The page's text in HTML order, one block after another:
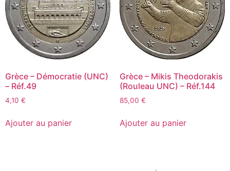
Grèce – Démocratie (UNC)
– Réf.49
4,10 €
Ajouter au panier
Grèce – Mikis Theodorakis
(Rouleau UNC) – Réf.144
85,00 €
Ajouter au panier